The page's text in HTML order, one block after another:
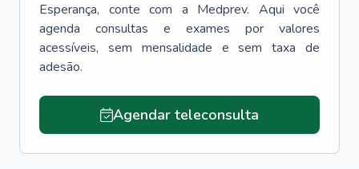
Esperança, conte com a Medprev. Aqui você
agenda consultas e exames por valores
acessíveis, sem mensalidade e sem taxa de
adesão.
Agendar teleconsulta